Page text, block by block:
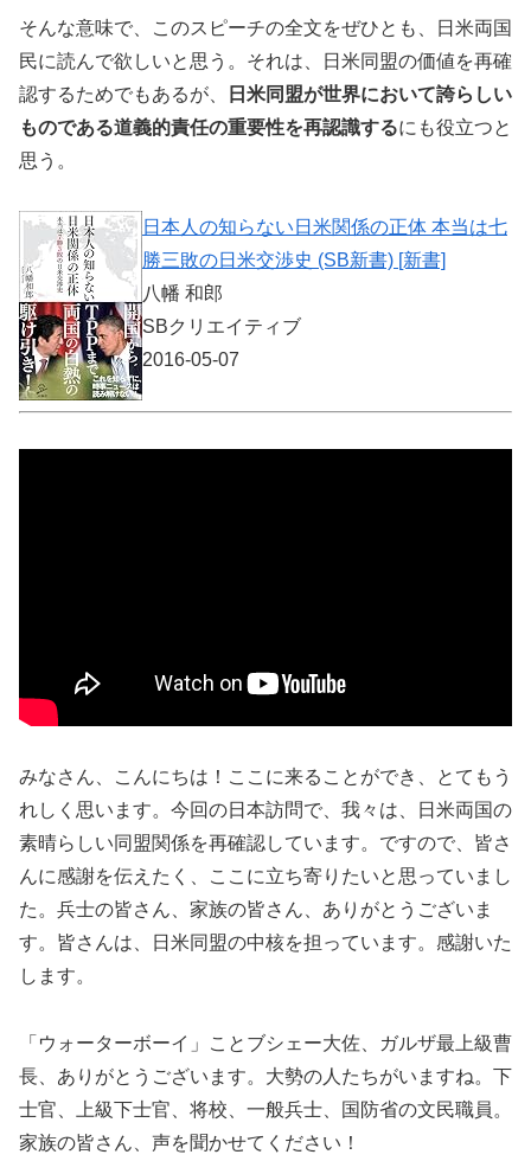
そんな意味で、このスピーチの全文をぜひとも、日米両国
民に読んで欲しいと思う。それは、日米同盟の価値を再確
認するためでもあるが、
日米同盟が世界において誇らしい
ものである道義的責任の重要性を再認識するにも役立つと
思う。
日本人の知らない日米関係の正体 本当は七
勝三敗の日米交渉史 (SB新書) [新書]
八幡 和郎
SBクリエイティブ
2016-05-07
みなさん、こんにちは！ここに来ることができ、とてもう
れしく思います。今回の日本訪問で、我々は、日米両国の
素晴らしい同盟関係を再確認しています。ですので、皆さ
んに感謝を伝えたく、ここに立ち寄りたいと思っていまし
た。兵士の皆さん、家族の皆さん、ありがとうございま
す。皆さんは、日米同盟の中核を担っています。感謝いた
します。
「ウォーターボーイ」ことブシェー大佐、ガルザ最上級曹
長、ありがとうございます。大勢の人たちがいますね。下
士官、上級下士官、将校、一般兵士、国防省の文民職員。
家族の皆さん、声を聞かせてください！